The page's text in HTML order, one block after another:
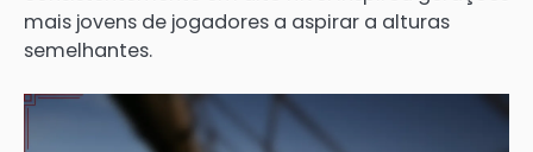
mais jovens de jogadores a aspirar a alturas
semelhantes.